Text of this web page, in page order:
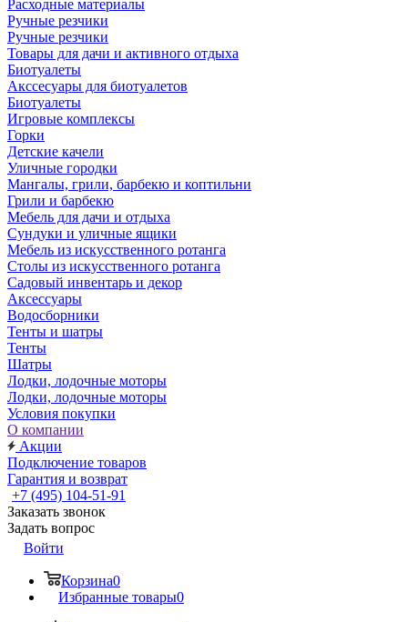
Расходные материалы
Ручные резчики
Ручные резчики
Товары для дачи и активного отдыха
Биотуалеты
Акссесуары для биотуалетов
Биотуалеты
Игровые комплексы
Горки
Детские качели
Уличные городки
Мангалы, грили, барбекю и коптильни
Грили и барбекю
Мебель для дачи и отдыха
Сундуки и уличные ящики
Мебель из искусственного ротанга
Столы из искусственного ротанга
Садовый инвентарь и декор
Аксессуары
Водосборники
Тенты и шатры
Тенты
Шатры
Лодки, лодочные моторы
Лодки, лодочные моторы
Условия покупки
О компании
Акции
Подключение товаров
Гарантия и возврат
+7 (495) 104-51-91
Заказать звонок
Задать вопрос
Войти
Корзина0
Избранные товары0